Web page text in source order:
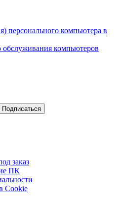
персонального компьютера в
обслуживания компьютеров
Подписаться
заказ
ПК
Cookie